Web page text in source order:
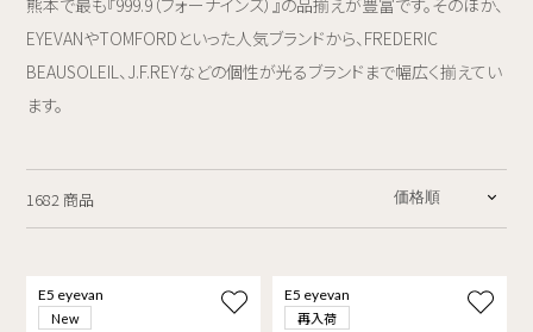
熊本で最も『999.9（フォーナインズ）』の品揃えが豊富です。そのほか、
EYEVANやTOMFORDといった人気ブランドから、FREDERIC
BEAUSOLEIL、J.F.REYなどの個性が光るブランドまで幅広く揃えてい
ます。
1682 商品
E5 eyevan
New
E5 eyevan
再入荷